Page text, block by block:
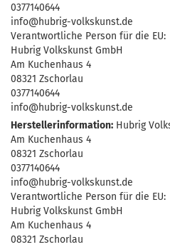
0377140644
info@hubrig-volkskunst.de
Verantwortliche Person für die EU:
Hubrig Volkskunst GmbH
Am Kuchenhaus 4
08321 Zschorlau
0377140644
info@hubrig-volkskunst.de
Herstellerinformation: Hubrig
Am Kuchenhaus 4
08321 Zschorlau
0377140644
info@hubrig-volkskunst.de
Verantwortliche Person für die EU:
Hubrig Volkskunst GmbH
Am Kuchenhaus 4
08321 Zschorlau